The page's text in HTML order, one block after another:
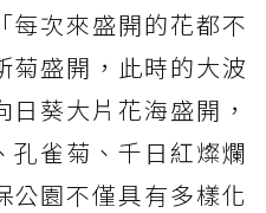
每次來盛開的花都不
菊盛開，此時的大波
葵大片花海盛開，
孔雀菊、千日紅燦爛
公園不僅具有多樣化